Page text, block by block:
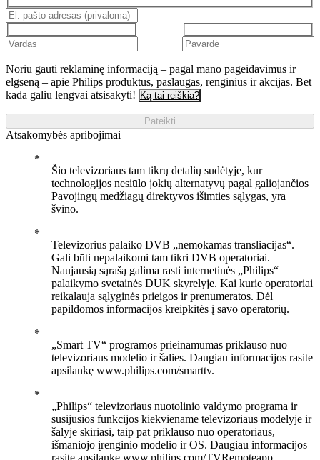
Noriu gauti reklaminę informaciją – pagal mano pageidavimus ir
elgseną – apie Philips produktus, paslaugas, renginius ir akcijas. Bet
kada galiu lengvai atsisakyti! Ką tai reiškia?
Pateikti
Atsakomybės apribojimai
Šio televizoriaus tam tikrų detalių sudėtyje, kur
technologijos nesiūlo jokių alternatyvų pagal galiojančios
Pavojingų medžiagų direktyvos išimties sąlygas, yra
švino.
Televizorius palaiko DVB „nemokamas transliacijas“.
Gali būti nepalaikomi tam tikri DVB operatoriai.
Naujausią sąrašą galima rasti internetinės „Philips“
palaikymo svetainės DUK skyrelyje. Kai kurie operatoriai
reikalauja sąlyginės prieigos ir prenumeratos. Dėl
papildomos informacijos kreipkitės į savo operatorių.
„Smart TV“ programos prieinamumas priklauso nuo
televizoriaus modelio ir šalies. Daugiau informacijos rasite
apsilankę www.philips.com/smarttv.
„Philips“ televizoriaus nuotolinio valdymo programa ir
susijusios funkcijos kiekviename televizoriaus modelyje ir
šalyje skiriasi, taip pat priklauso nuo operatoriaus,
išmaniojo įrenginio modelio ir OS. Daugiau informacijos